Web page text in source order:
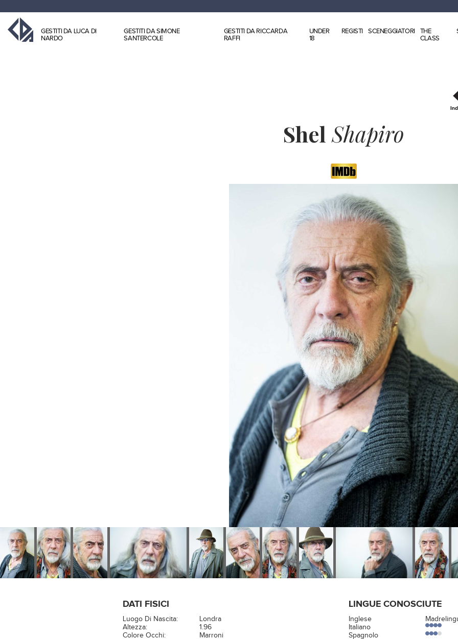
GESTITI DA LUCA DI
NARDO
GESTITI DA SIMONE
SANTERCOLE
GESTITI DA RICCARDA
RAFFI
UNDER
18
REGISTI SCENEGGIATORI
THE
CLASS
Shel Shapiro
DATI FISICI
Luogo Di Nascita:
Londra
Altezza:
1.96
Colore Occhi:
Marroni
LINGUE CONOSCIUTE
Inglese
Italiano
Spagnolo